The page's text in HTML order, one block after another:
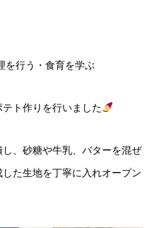
を行う・食育を学ぶ
ト作りを行いました
、砂糖や牛乳、バターを混ぜ
た生地を丁寧に入れオープン